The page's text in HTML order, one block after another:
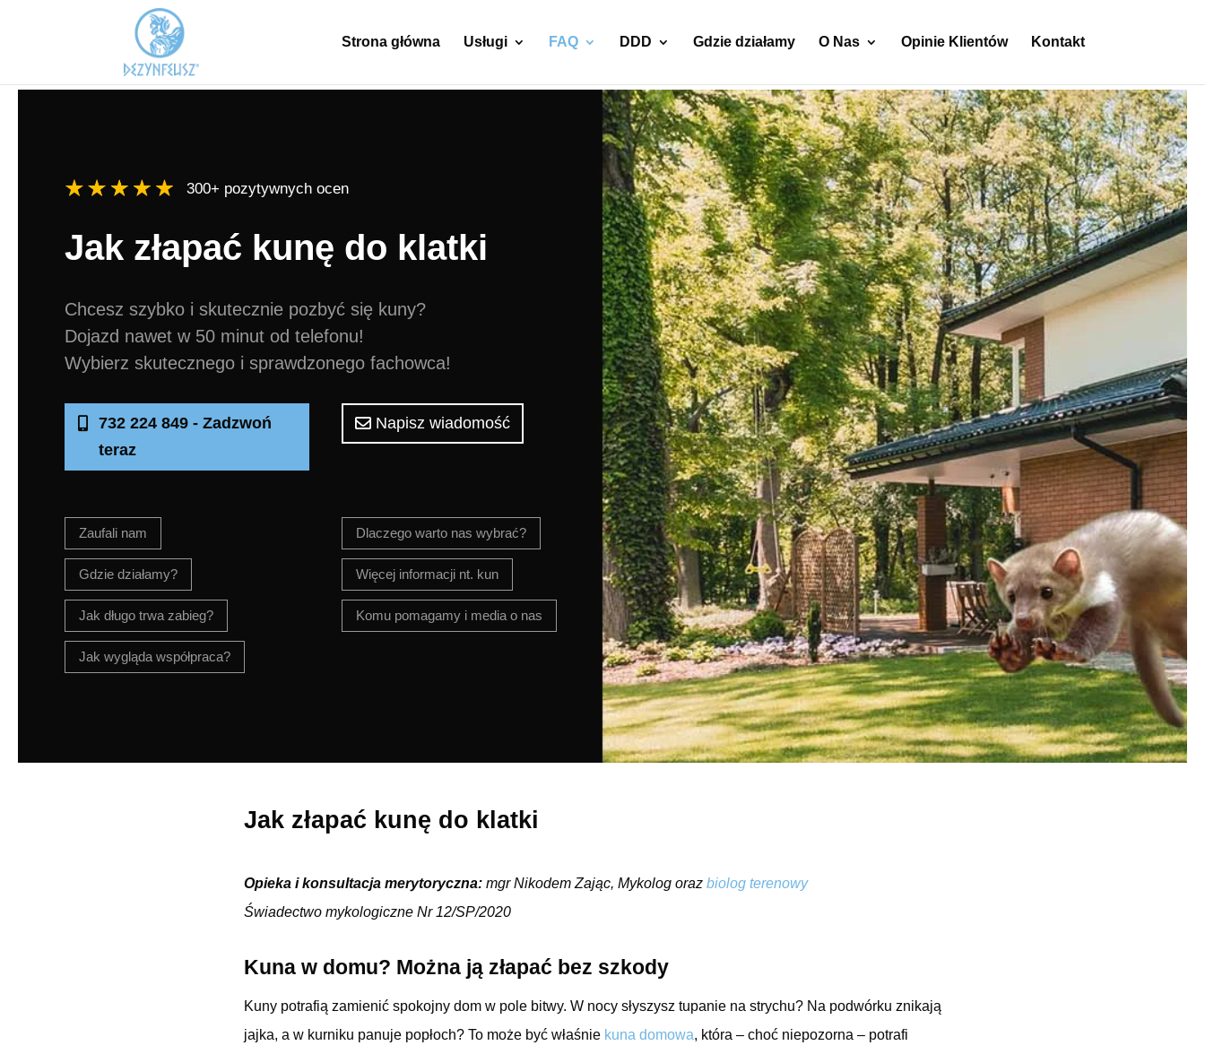
Strona główna Usługi FAQ DDD Gdzie działamy O Nas Opinie Klientów Kontakt
300+ pozytywnych ocen
Jak złapać kunę do klatki
Chcesz szybko i skutecznie pozbyć się kuny?
Dojazd nawet w 50 minut od telefonu!
Wybierz skutecznego i sprawdzonego fachowca!
732 224 849 - Zadzwoń
teraz
Napisz wiadomość
Zaufali nam
Gdzie działamy?
Jak długo trwa zabieg?
Jak wygląda współpraca?
Dlaczego warto nas wybrać?
Więcej informacji nt. kun
Komu pomagamy i media o nas
Jak złapać kunę do klatki
Opieka i konsultacja merytoryczna: mgr Nikodem Zając, Mykolog oraz biolog terenowy
Świadectwo mykologiczne Nr 12/SP/2020
Kuna w domu? Można ją złapać bez szkody
Kuny potrafią zamienić spokojny dom w pole bitwy. W nocy słyszysz tupanie na strychu? Na podwórku znikają
jajka, a w kurniku panuje popłoch? To może być właśnie kuna domowa, która – choć niepozorna – potrafi